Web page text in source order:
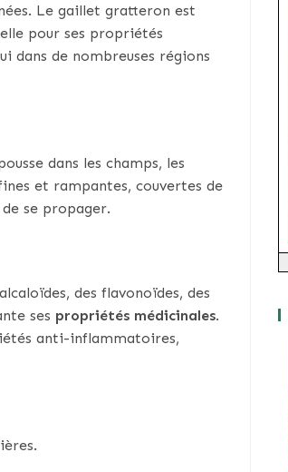
Le gaillet gratteron est
pour ses propriétés
dans de nombreuses régions
dans les champs, les
et rampantes, couvertes de
se propager.
des flavonoïdes, des
ses propriétés médicinales.
anti-inflammatoires,